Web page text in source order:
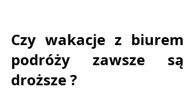
Czy wakacje z biurem
podróży zawsze są
droższe ?